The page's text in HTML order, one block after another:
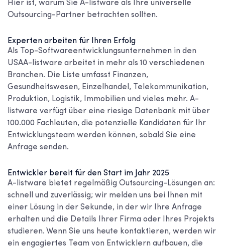
Hier ist, warum Sie A-listware als Ihre universelle
Outsourcing-Partner betrachten sollten.
Experten arbeiten für Ihren Erfolg
Als
Top-Softwareentwicklungsunternehmen in den
USAA-listware arbeitet in mehr als 10 verschiedenen
Branchen. Die Liste umfasst Finanzen,
Gesundheitswesen, Einzelhandel, Telekommunikation,
Produktion, Logistik, Immobilien und vieles mehr. A-
listware verfügt über eine riesige Datenbank mit über
100.000 Fachleuten, die potenzielle Kandidaten für Ihr
Entwicklungsteam werden können, sobald Sie eine
Anfrage senden.
Entwickler bereit für den Start im Jahr 2025
A-listware bietet regelmäßig Outsourcing-Lösungen an:
schnell und zuverlässig; wir melden uns bei Ihnen mit
einer Lösung in der Sekunde, in der wir Ihre Anfrage
erhalten und die Details Ihrer Firma oder Ihres Projekts
studieren. Wenn Sie uns heute kontaktieren, werden wir
ein engagiertes Team von Entwicklern aufbauen, die